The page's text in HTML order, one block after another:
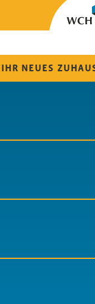
NEUES